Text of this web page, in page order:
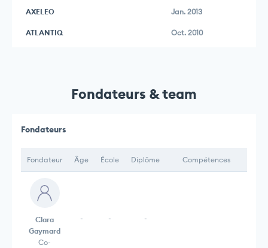
AXELEO Jan. 2013
ATLANTIQ Oct. 2010
Fondateurs & team
Fondateurs
Fondateur Âge École Diplôme Compétences
Clara
Gaymard
Co-
- - -